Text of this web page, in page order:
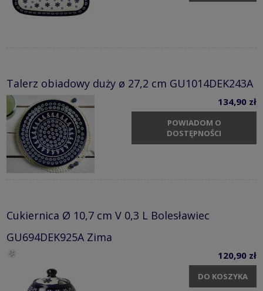
Talerz obiadowy duży ø 27,2 cm GU1014DEK243A
134,90 zł
POWIADOM O
DOSTĘPNOŚCI
Cukiernica Ø 10,7 cm V 0,3 L Bolesławiec
GU694DEK925A Zima
120,90 zł
DO KOSZYKA